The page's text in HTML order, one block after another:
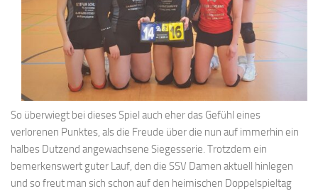
So überwiegt bei dieses Spiel auch eher das Gefühl eines
verlorenen Punktes, als die Freude über die nun auf immerhin ein
halbes Dutzend angewachsene Siegesserie. Trotzdem ein
bemerkenswert guter Lauf, den die SSV Damen aktuell hinlegen
und so freut man sich schon auf den heimischen Doppelspieltag